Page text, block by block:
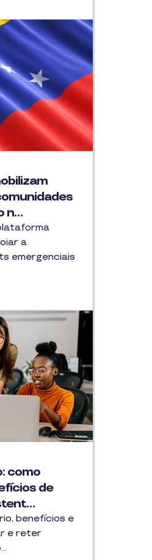
n…
a
emergenciais
como
de
benefícios e
e reter